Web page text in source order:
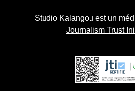
Studio Kalangou est un
Journalism Trust